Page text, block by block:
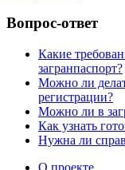
Вопрос-ответ
Какие
загранпаспорт?
Можно ли
регистрации?
Можно ли в
Как узнать
Нужна ли
О проекте